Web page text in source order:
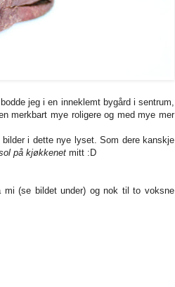
jeg i en inneklemt bygård i sentrum,
merkbart mye roligere og med mye mer
i dette nye lyset. Som dere kanskje
på kjøkkenet mitt :D
(se bildet under) og nok til to voksne